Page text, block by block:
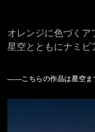
オレンジに色づくア
星空とともにナミビ
――こちらの作品は星空ま